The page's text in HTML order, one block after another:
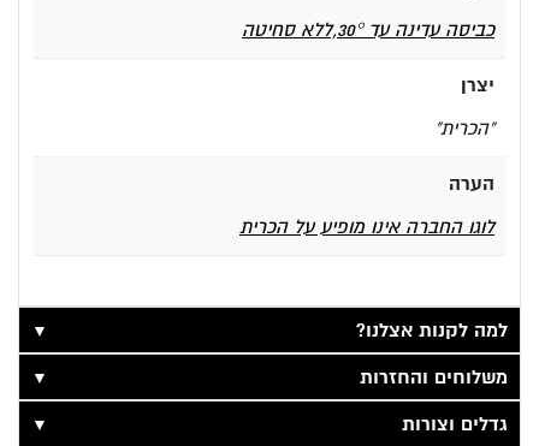
כביסה עדינה עד 30°,ללא סחיטה
יצרן
"הכרית"
הערה
לוגו החברה אינו מופיע על הכרית
למה לקנות אצלנו?
▼
משלוחים והחזרות
▼
גדלים וצורות
▼